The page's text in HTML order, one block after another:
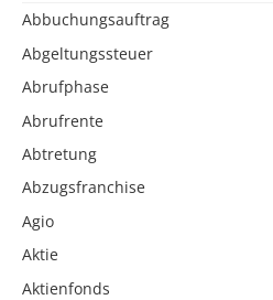
Abbuchungsauftrag
Abgeltungssteuer
Abrufphase
Abrufrente
Abtretung
Abzugsfranchise
Agio
Aktie
Aktienfonds